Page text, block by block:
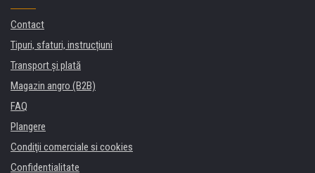
Contact
Tipuri, sfaturi, instrucțiuni
Transport şi plată
Magazin angro (B2B)
FAQ
Plangere
Condiţii comerciale si cookies
Confidentialitate